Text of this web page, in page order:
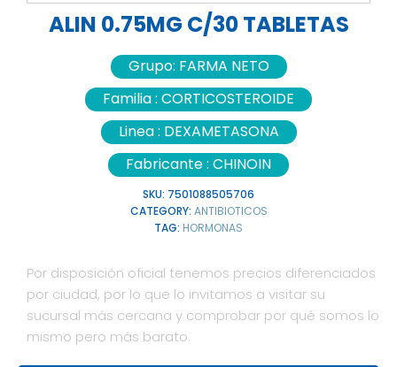
ALIN 0.75MG C/30 TABLETAS
Grupo: FARMA NETO
Familia : CORTICOSTEROIDE
Linea : DEXAMETASONA
Fabricante : CHINOIN
SKU: 7501088505706
CATEGORY: ANTIBIOTICOS
TAG: HORMONAS
Por disposición oficial tenemos precios diferenciados
por ciudad, por lo que lo invitamos a visitar su
sucursal más cercana y comprobar por qué somos lo
mismo pero más barato.